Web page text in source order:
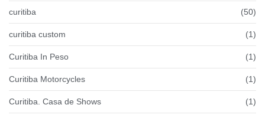
curitiba (50)
curitiba custom (1)
Curitiba In Peso (1)
Curitiba Motorcycles (1)
Curitiba. Casa de Shows (1)